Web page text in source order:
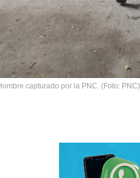
capturado por la PNC. (Foto: PNC)